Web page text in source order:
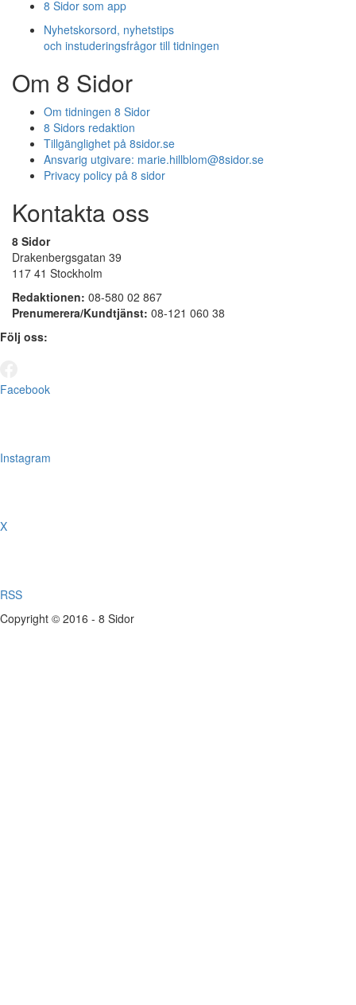
8 Sidor som app
Nyhetskorsord, nyhetstips
och instuderingsfrågor till tidningen
Om 8 Sidor
Om tidningen 8 Sidor
8 Sidors redaktion
Tillgänglighet på 8sidor.se
Ansvarig utgivare: marie.hillblom@8sidor.se
Privacy policy på 8 sidor
Kontakta oss
8 Sidor
Drakenbergsgatan 39
117 41 Stockholm
Redaktionen: 08-580 02 867
Prenumerera/Kundtjänst: 08-121 060 38
Följ oss:
Facebook
Instagram
X
RSS
Copyright © 2016 - 8 Sidor